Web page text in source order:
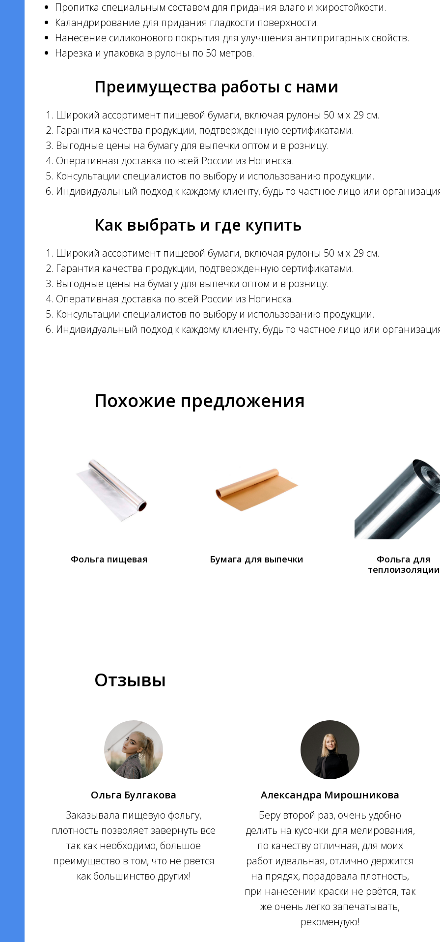
Пропитка специальным составом для придания влаго и жиростойкости.
Каландрирование для придания гладкости поверхности.
Нанесение силиконового покрытия для улучшения антипригарных свойств.
Нарезка и упаковка в рулоны по 50 метров.
Преимущества работы с нами
Широкий ассортимент пищевой бумаги, включая рулоны 50 м х 29 см.
Гарантия качества продукции, подтвержденную сертификатами.
Выгодные цены на бумагу для выпечки оптом и в розницу.
Оперативная доставка по всей России из Ногинска.
Консультации специалистов по выбору и использованию продукции.
Индивидуальный подход к каждому клиенту, будь то частное лицо или
Как выбрать и где купить
Широкий ассортимент пищевой бумаги, включая рулоны 50 м х 29 см.
Гарантия качества продукции, подтвержденную сертификатами.
Выгодные цены на бумагу для выпечки оптом и в розницу.
Оперативная доставка по всей России из Ногинска.
Консультации специалистов по выбору и использованию продукции.
Индивидуальный подход к каждому клиенту, будь то частное лицо или
Похожие предложения
Фольга пищевая Бумага для выпечки
Фольга для
теплоизоляции
Отзывы
Ольга Булгакова
Заказывала пищевую фольгу,
плотность позволяет завернуть все
так как необходимо, большое
преимущество в том, что не рвется
как большинство других!
Александра Мирошникова
Беру второй раз, очень удобно
делить на кусочки для мелирования,
по качеству отличная, для моих
работ идеальная, отлично держится
на прядях, порадовала плотность,
при нанесении краски не рвётся, так
же очень легко запечатывать,
рекомендую!